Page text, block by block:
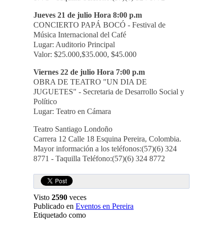
Jueves 21 de julio Hora 8:00 p.m
CONCIERTO PAPÁ BOCÓ - Festival de
Música Internacional del Café
Lugar: Auditorio Principal
Valor: $25.000,$35.000, $45.000
Viernes 22 de julio Hora 7:00 p.m
OBRA DE TEATRO "UN DIA DE
JUGUETES" - Secretaria de Desarrollo Social y
Político
Lugar: Teatro en Cámara
Teatro Santiago Londoño
Carrera 12 Calle 18 Esquina Pereira, Colombia.
Mayor información a los teléfonos:(57)(6) 324
8771 - Taquilla Teléfono:(57)(6) 324 8772
Visto 2590 veces
Publicado en Eventos en Pereira
Etiquetado como